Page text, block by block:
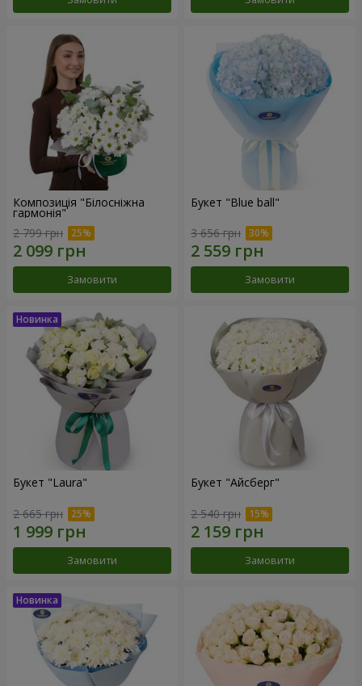
Композиція "Білосніжна
гармонія"
2 799 грн
Замовити
Букет "Blue ball"
3 656 грн
Замовити
Букет "Laura"
2 665 грн
Замовити
Букет "Айсберг"
2 540 грн
Замовити